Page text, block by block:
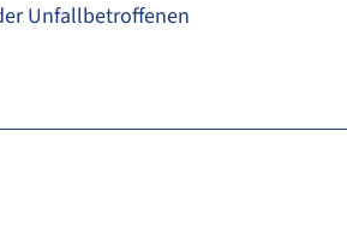
Unfallbetroffenen